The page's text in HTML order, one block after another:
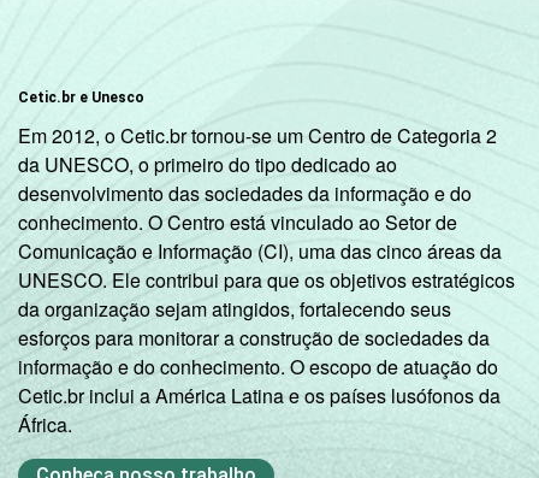
Cetic.br e Unesco
Em 2012, o Cetic.br tornou-se um Centro de Categoria 2
da UNESCO, o primeiro do tipo dedicado ao
desenvolvimento das sociedades da informação e do
conhecimento. O Centro está vinculado ao Setor de
Comunicação e Informação (CI), uma das cinco áreas da
UNESCO. Ele contribui para que os objetivos estratégicos
da organização sejam atingidos, fortalecendo seus
esforços para monitorar a construção de sociedades da
informação e do conhecimento. O escopo de atuação do
Cetic.br inclui a América Latina e os países lusófonos da
África.